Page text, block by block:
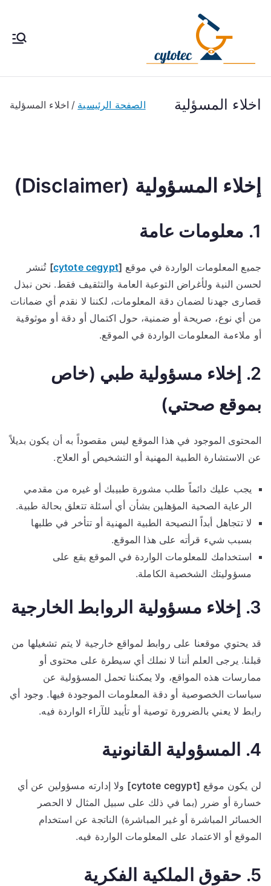
pills
يتوتك تحت إشراف طبى فى
مصر والكويت والسعودية
والأمارات
اخلاء المسؤلية الصفحة الرئيسية اخلاء المسؤلية
إخلاء المسؤولية (Disclaimer)
1. معلومات عامة
جميع المعلومات الواردة في موقع [
cytote cegypt
] تُنشر
لحسن النية ولأغراض التوعية العامة والتثقيف فقط. نحن نبذل
قصارى جهدنا لضمان دقة المعلومات، لكننا لا نقدم أي ضمانات
من أي نوع، صريحة أو ضمنية، حول اكتمال أو دقة أو موثوقية
أو ملاءمة المعلومات الواردة في الموقع.
2. إخلاء مسؤولية طبي (خاص
بموقع صحتي)
المحتوى الموجود في هذا الموقع ليس مقصوداً به أن يكون بديلاً
عن الاستشارة الطبية المهنية أو التشخيص أو العلاج.
يجب عليك دائماً طلب مشورة طبيبك أو غيره من مقدمي
الرعاية الصحية المؤهلين بشأن أي أسئلة تتعلق بحالة طبية.
لا تتجاهل أبداً النصيحة الطبية المهنية أو تتأخر في طلبها
بسبب شيء قرأته على هذا الموقع.
استخدامك للمعلومات الواردة في الموقع يقع على
مسؤوليتك الشخصية الكاملة.
3. إخلاء مسؤولية الروابط الخارجية
قد يحتوي موقعنا على روابط لمواقع خارجية لا يتم تشغيلها من
قبلنا. يرجى العلم أننا لا نملك أي سيطرة على محتوى أو
ممارسات هذه المواقع، ولا يمكننا تحمل المسؤولية عن
سياسات الخصوصية أو دقة المعلومات الموجودة فيها. وجود أي
رابط لا يعني بالضرورة توصية أو تأييد للآراء الواردة فيه.
4. المسؤولية القانونية
لن يكون موقع [cytote cegypt]
ولا إدارته مسؤولين عن أي
خسارة أو ضرر (بما في ذلك على سبيل المثال لا الحصر
الخسائر المباشرة أو غير المباشرة) الناتجة عن استخدام
الموقع أو الاعتماد على المعلومات الواردة فيه.
5. حقوق الملكية الفكرية